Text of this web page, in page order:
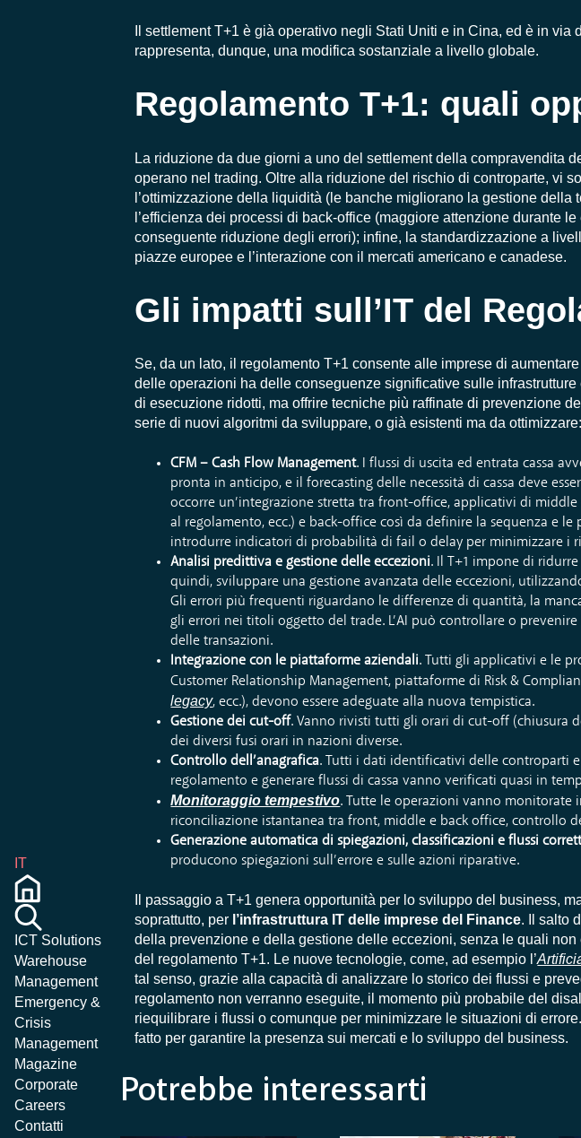
IT
ICT Solutions
Warehouse
Management
Emergency &
Crisis
Management
Magazine
Corporate
Careers
Contatti
IlsettlementT+1 è già operativo negli Stati Uniti e in Cina, ed è in via
rappresenta, dunque, una modifica sostanziale a livello globale.
Regolamento T+1: quali
La riduzione da due giorni a uno delsettlementdella compravendita
operano nel trading. Oltre alla riduzione del rischio di controparte, vi
l’ottimizzazione della liquidità (le banche migliorano la gestione
l’efficienza dei processi di back-office (maggiore attenzione durante
conseguente riduzione degli errori); infine, la standardizzazione a
piazze europee e l’interazione con il mercati americano e canadese.
Gli impatti sull’IT del
Se, da un lato, il regolamento T+1 consente alle imprese di
delle operazioni ha delle conseguenze significative sulle
di esecuzione ridotti, ma offrire tecniche più raffinate di prevenzione
serie di nuovi algoritmi da sviluppare, o già esistenti ma da ottimizzare:
CFM – Cash Flow Management. I flussi di uscita ed entrata cassa
pronta in anticipo, e il forecasting delle necessità di cassa deve
occorre un’integrazione stretta tra front-office, applicativi di
al regolamento, ecc.) e back-office così da definire la sequenza e
introdurre indicatori di probabilità di fail o delay per minimizzare i
Analisi predittiva e gestione delle eccezioni. Il T+1 impone di
quindi, sviluppare una gestione avanzata delle eccezioni,
Gli errori più frequenti riguardano le differenze di quantità, la
gli errori nei titoli oggetto del trade. L’AI può controllare o
delle transazioni.
Integrazione con le piattaforme aziendali. Tutti gli applicativi e le
Customer Relationship Management, piattaforme di Risk &
legacy, ecc.), devono essere adeguate alla nuova tempistica.
Gestione dei cut-off. Vanno rivisti tutti gli orari di cut-off (chiusura
dei diversi fusi orari in nazioni diverse.
Controllo dell’anagrafica. Tutti i dati identificativi delle controparti
regolamento e generare flussi di cassa vanno verificati quasi in
Monitoraggio tempestivo. Tutte le operazioni vanno monitorate
riconciliazione istantanea tra front, middle e back office, controllo
Generazione automatica di spiegazioni, classificazioni e flussi
producono spiegazioni sull’errore e sulle azioni riparative.
Il passaggio a T+1 genera opportunità per lo sviluppo del business,
soprattutto, per l’infrastruttura IT delle imprese del Finance. Il salto
della prevenzione e della gestione delle eccezioni, senza le quali
del regolamento T+1. Le nuove tecnologie, come, ad esempio l’
tal senso, grazie alla capacità di analizzare lo storico dei flussi e
regolamento non verranno eseguite, il momento più probabile del
riequilibrare i flussi o comunque per minimizzare le situazioni di
fatto per garantire la presenza sui mercati e lo sviluppo del business.
Potrebbe interessarti